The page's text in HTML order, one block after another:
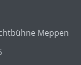
Meppen